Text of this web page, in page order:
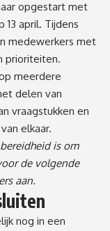
opgestart met
april. Tijdens
medewerkers met
prioriteiten.
meerdere
delen van
vraagstukken en
elkaar.
is om
de volgende
aan.
nog in een